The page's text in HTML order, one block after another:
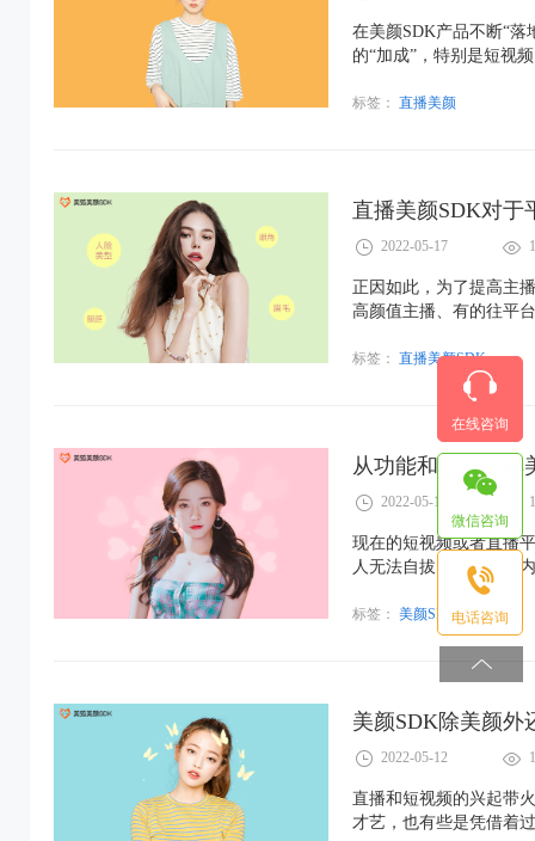
在美颜SDK产品不断“落
的“加成”，特别是短视
题。
标签： 直播美颜
直播美颜SDK对于
2022-05-17
正因如此，为了提高主
高颜值主播、有的往平
标签： 直播美颜SDK
从功能和算法了解
2022-05-16
现在的短视频或者直播
人无法自拔。特别是其
标签： 美颜SDK
美颜SDK除美颜外
2022-05-12
直播和短视频的兴起带
才艺，也有些是凭借着
在线咨询
微信咨询
电话咨询